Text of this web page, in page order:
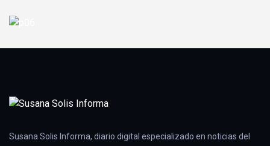
Susana Solis Informa, diario digital especializado en noticias del